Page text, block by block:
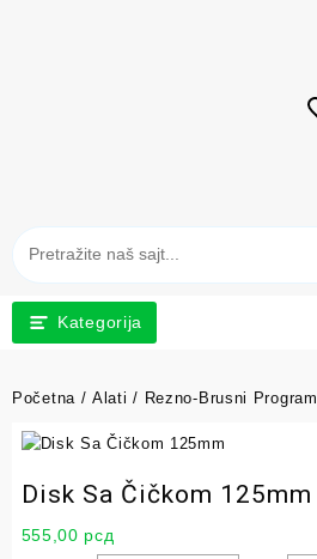
Kategorija
Početna /Alati / Rezno-Brusni Program
Disk Sa Čičkom 125mm
555,00 рсд